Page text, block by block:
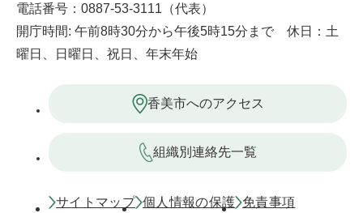
電話番号：0887-53-3111（代表）
開庁時間: 午前8時30分から午後5時15分まで 休日：土
曜日、日曜日、祝日、年末年始
香美市へのアクセス
組織別連絡先一覧
サイトマップ 個人情報の保護 免責事項